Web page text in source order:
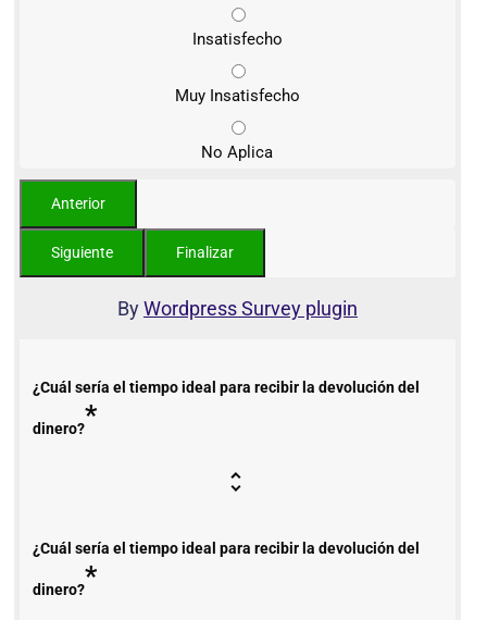
Insatisfecho
Muy Insatisfecho
No Aplica
ByWordpress Survey plugin
¿Cuál sería el tiempo ideal para recibir la devolución del
dinero?*
¿Cuál sería el tiempo ideal para recibir la devolución del
dinero?*